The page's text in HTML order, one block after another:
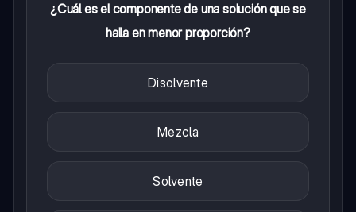
¿Cuál es el componente de una solución que se
halla en menor proporción?
Disolvente
Mezcla
Solvente